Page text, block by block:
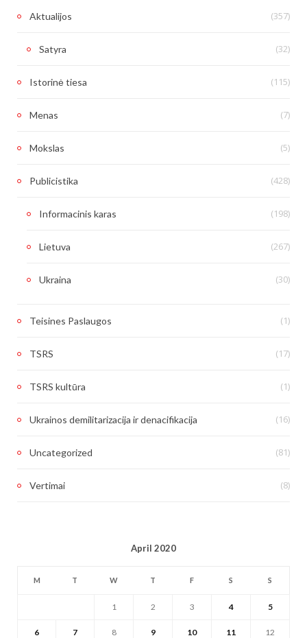
Aktualijos (357)
Satyra (32)
Istorinė tiesa (115)
Menas (7)
Mokslas (5)
Publicistika (428)
Informacinis karas (198)
Lietuva (267)
Ukraina (30)
Teisines Paslaugos (1)
TSRS (17)
TSRS kultūra (1)
Ukrainos demilitarizacija ir denacifikacija (16)
Uncategorized (81)
Vertimai (8)
April 2020
M T W T F S S
1 2 3 4 5
6 7 8 9 10 11 12